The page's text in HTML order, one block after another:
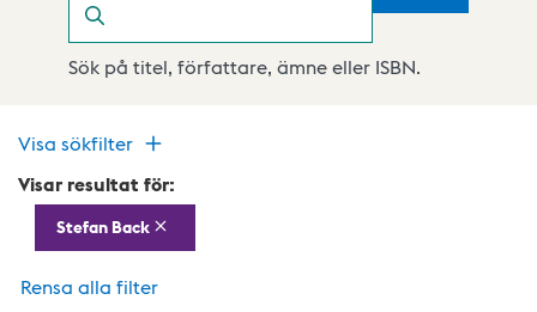
Sök på titel, författare, ämne eller ISBN.
Visa sökfilter
Visar resultat för:
Stefan Back
Rensa alla filter